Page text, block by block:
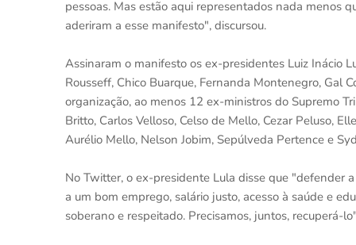
pessoas. Mas estão aqui representados nada menos
aderiram a esse manifesto", discursou.
Assinaram o manifesto os ex-presidentes Luiz Inácio
Rousseff, Chico Buarque, Fernanda Montenegro, Gal
organização, ao menos 12 ex-ministros do Supremo
Britto, Carlos Velloso, Celso de Mello, Cezar Peluso,
Aurélio Mello, Nelson Jobim, Sepúlveda Pertence e
No Twitter, o ex-presidente Lula disse que "defender
a um bom emprego, salário justo, acesso à saúde e
soberano e respeitado. Precisamos, juntos, recuperá-